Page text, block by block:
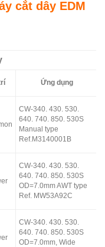
cắt dây EDM
Ứng dụng
CW-340. 430. 530.
640. 740. 850. 530S
Manual type
Ref.M3140001B
CW-340. 430. 530.
640. 740. 850. 530S
OD=7.0mm AWT type
Ref. MW53A92C
CW-340. 430. 530.
640. 740. 850. 530S
OD=7.0mm, Wide